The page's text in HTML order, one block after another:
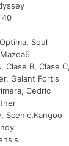
Soul
B, Clase
Galant Fortis
Cedric
Scenic,Kangoo